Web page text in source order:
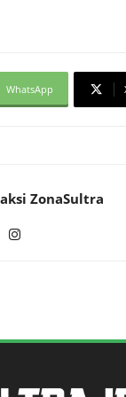
WhatsApp
ZonaSultra